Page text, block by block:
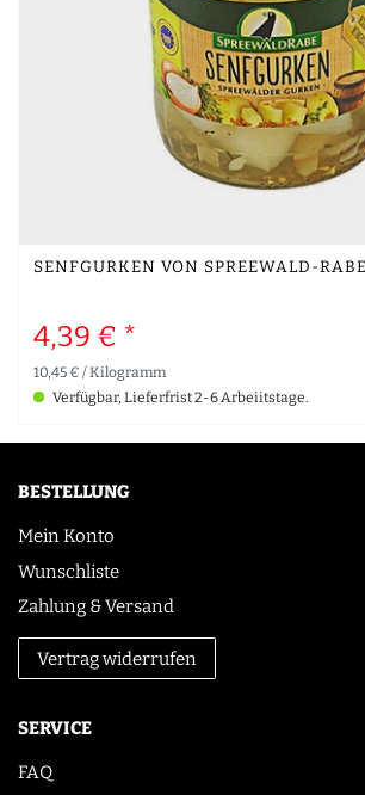
SENFGURKEN VON SPREEWALD-
4,39 € *
10,45 € / Kilogramm
Verfügbar, Lieferfrist 2-6 Arbeiitstage.
BESTELLUNG
Mein Konto
Wunschliste
Zahlung & Versand
Vertrag widerrufen
SERVICE
FAQ